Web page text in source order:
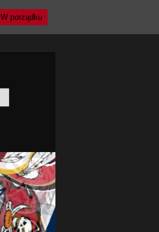
W porządku